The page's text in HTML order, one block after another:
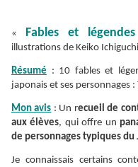
« Fables et
illustrations de Keiko
Résumé : 10 fables et
japonais et ses personnages
Mon avis : Un recueil de
aux élèves, qui offre un
de personnages typiques du
Je connaissais certains